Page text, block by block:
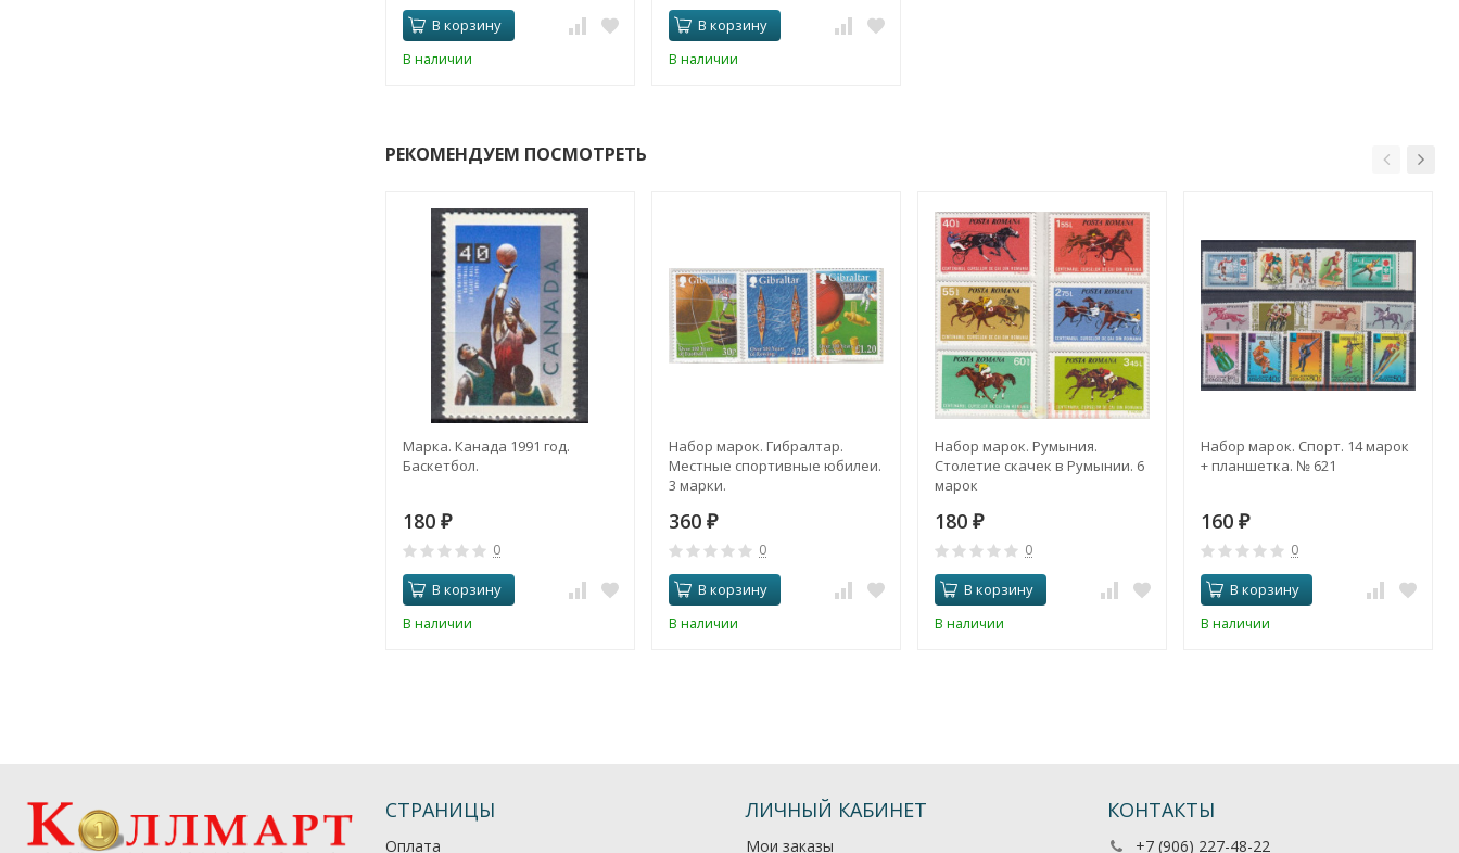
В корзину
В наличии
В корзину
В наличии
РЕКОМЕНДУЕМ ПОСМОТРЕТЬ
Марка. Канада 1991 год.
Баскетбол.
180 ₽
0
В корзину
В наличии
Набор марок. Гибралтар.
Местные спортивные юбилеи.
3 марки.
360 ₽
0
В корзину
В наличии
Набор марок. Румыния.
Столетие скачек в Румынии. 6
марок
180 ₽
0
В корзину
В наличии
Набор марок. Спорт. 14 марок
+ планшетка. № 621
160 ₽
0
В корзину
В наличии
СТРАНИЦЫ
Оплата
ЛИЧНЫЙ КАБИНЕТ
Мои заказы
КОНТАКТЫ
+7 (906) 227-48-22